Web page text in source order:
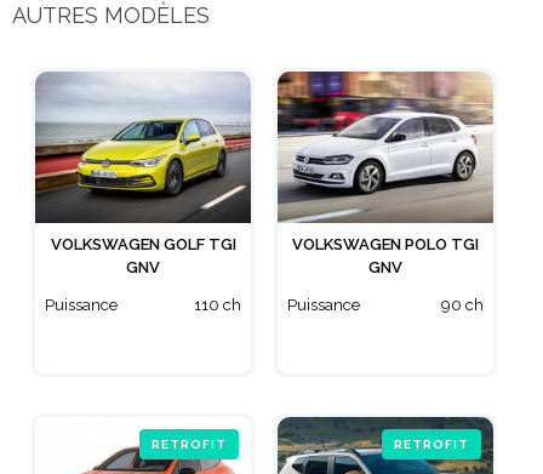
AUTRES MODÈLES
VOLKSWAGEN GOLF TGI
GNV
Puissance 110 ch
VOLKSWAGEN POLO TGI
GNV
Puissance 90 ch
RETROFIT RETROFIT